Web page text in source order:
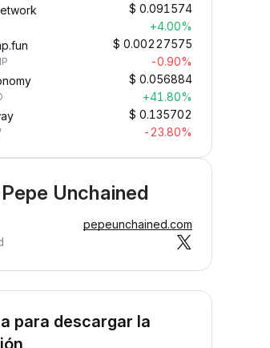
$ 0.091574
+4.00%
$ 0.00227575
-0.90%
$ 0.056884
+41.80%
$ 0.135702
-23.80%
Unchained
pepeunchained.com
para descargar la